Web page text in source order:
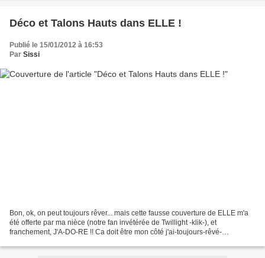
Déco et Talons Hauts dans ELLE !
Publié le 15/01/2012 à 16:53
Par Sissi
Bon, ok, on peut toujours rêver... mais cette fausse couverture de ELLE m'a
été offerte par ma nièce (notre fan invétérée de Twillight -klik-), et
franchement, J'A-DO-RE !! Ca doit être mon côté j'ai-toujours-rêvé-